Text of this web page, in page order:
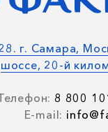
г. Самара,
шоссе, 20-й
8 800
E-mail: